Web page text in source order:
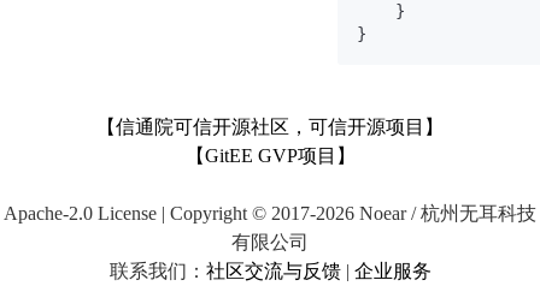
    }
【信通院可信开源社区，可信开源项目】
【GitEE GVP项目】
Apache-2.0 License | Copyright © 2017-2026 Noear / 杭州无耳科技
有限公司
联系我们： 社区交流与反馈| 企业服务